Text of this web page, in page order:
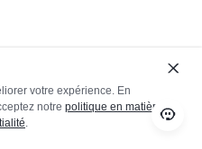
votre expérience. En
notre politique en matière de
.